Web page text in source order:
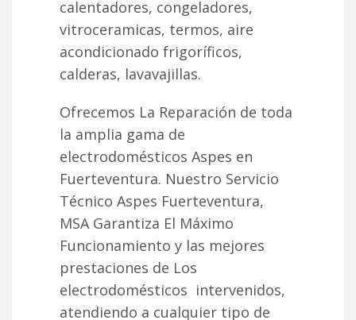
calentadores, congeladores,
vitroceramicas, termos, aire
acondicionado frigoríficos,
calderas, lavavajillas.
Ofrecemos La Reparación de toda
la amplia gama de
electrodomésticos Aspes en
Fuerteventura. Nuestro Servicio
Técnico Aspes Fuerteventura,
MSA Garantiza El Máximo
Funcionamiento y las mejores
prestaciones de Los
electrodomésticos intervenidos,
atendiendo a cualquier tipo de